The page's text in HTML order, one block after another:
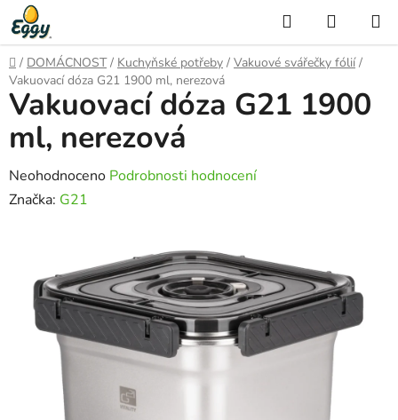
Přejít
na
obsah
Hledat
KOŠÍK
Domů
/ DOMÁCNOST / Kuchyňské potřeby / Vakuové svářečky fólií /
Vakuovací dóza G21 1900 ml, nerezová
Vakuovací dóza G21 1900
ml, nerezová
Průměrné
hodnocení
hvězdiček.
Neohodnoceno Podrobnosti hodnocení
Značka: G21